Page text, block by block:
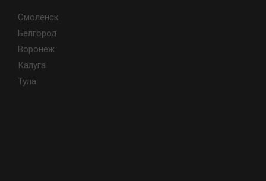
Смоленск
Белгород
Воронеж
Калуга
Тула